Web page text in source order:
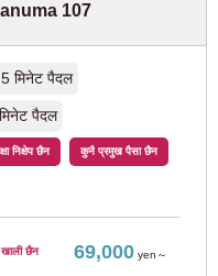
107
मिनेट पैदल
पैदल
निक्षेप छैन कुनै प्रमुख पैसा छैन
खाली छैन 69,000yen～